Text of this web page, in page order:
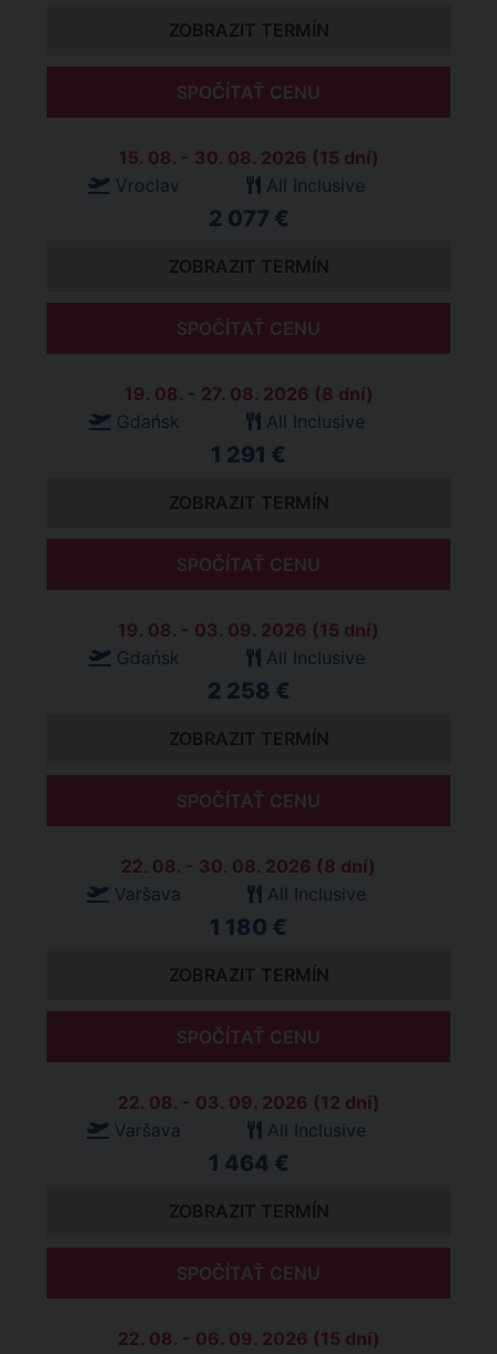
ZOBRAZIT TERMÍN
SPOČÍTAŤ CENU
15. 08. - 30. 08. 2026 (15 dní)
Vroclav
All Inclusive
2 077 €
ZOBRAZIT TERMÍN
SPOČÍTAŤ CENU
19. 08. - 27. 08. 2026 (8 dní)
Gdańsk
All Inclusive
1 291 €
ZOBRAZIT TERMÍN
SPOČÍTAŤ CENU
19. 08. - 03. 09. 2026 (15 dní)
Gdańsk
All Inclusive
2 258 €
ZOBRAZIT TERMÍN
SPOČÍTAŤ CENU
22. 08. - 30. 08. 2026 (8 dní)
Varšava
All Inclusive
1 180 €
ZOBRAZIT TERMÍN
SPOČÍTAŤ CENU
22. 08. - 03. 09. 2026 (12 dní)
Varšava
All Inclusive
1 464 €
ZOBRAZIT TERMÍN
SPOČÍTAŤ CENU
22. 08. - 06. 09. 2026 (15 dní)